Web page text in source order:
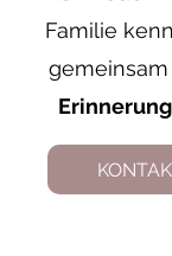
Familie
gemeinsam